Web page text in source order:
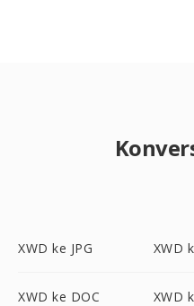
XWD ke JPG XWD
XWD ke DOC XWD